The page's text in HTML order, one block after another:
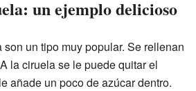
un ejemplo delicioso
un tipo muy popular. Se rellenan
la ciruela se le puede quitar el
añade un poco de azúcar dentro.